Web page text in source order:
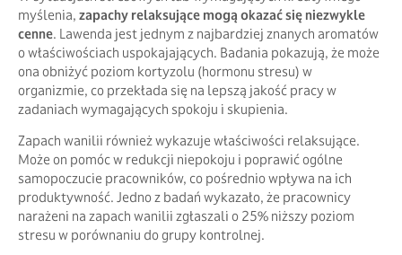
myślenia, zapachy relaksujące mogą okazać się niezwykle
cenne. Lawenda jest jednym z najbardziej znanych aromatów
o właściwościach uspokajających. Badania pokazują, że może
ona obniżyć poziom kortyzolu (hormonu stresu) w
organizmie, co przekłada się na lepszą jakość pracy w
zadaniach wymagających spokoju i skupienia.
Zapach wanilii również wykazuje właściwości relaksujące.
Może on pomóc w redukcji niepokoju i poprawić ogólne
samopoczucie pracowników, co pośrednio wpływa na ich
produktywność. Jedno z badań wykazało, że pracownicy
narażeni na zapach wanilii zgłaszali o 25% niższy poziom
stresu w porównaniu do grupy kontrolnej.